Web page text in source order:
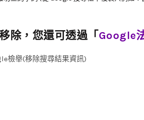
除，您還可透過「 Google
檢舉(移除搜尋結果資訊)